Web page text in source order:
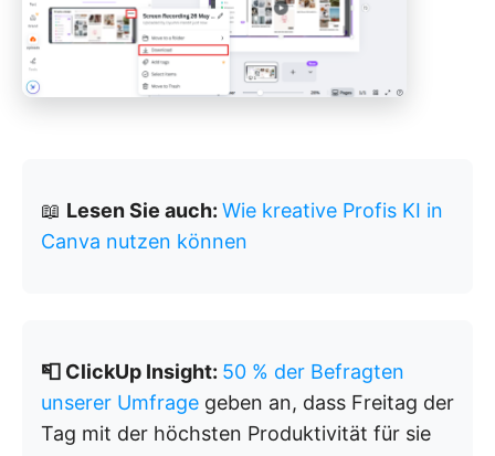
📖 Lesen Sie auch: Wie kreative Profis KI in
Canva nutzen können
📮 ClickUp Insight: 50 % der Befragten
unserer Umfrage geben an, dass Freitag der
Tag mit der höchsten Produktivität für sie